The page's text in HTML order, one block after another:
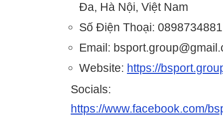
Đa, Hà Nội, Việt Nam
Số Điện Thoại: 0898734881
Email:
Website: https://
Socials:
https://www.facebook.com/